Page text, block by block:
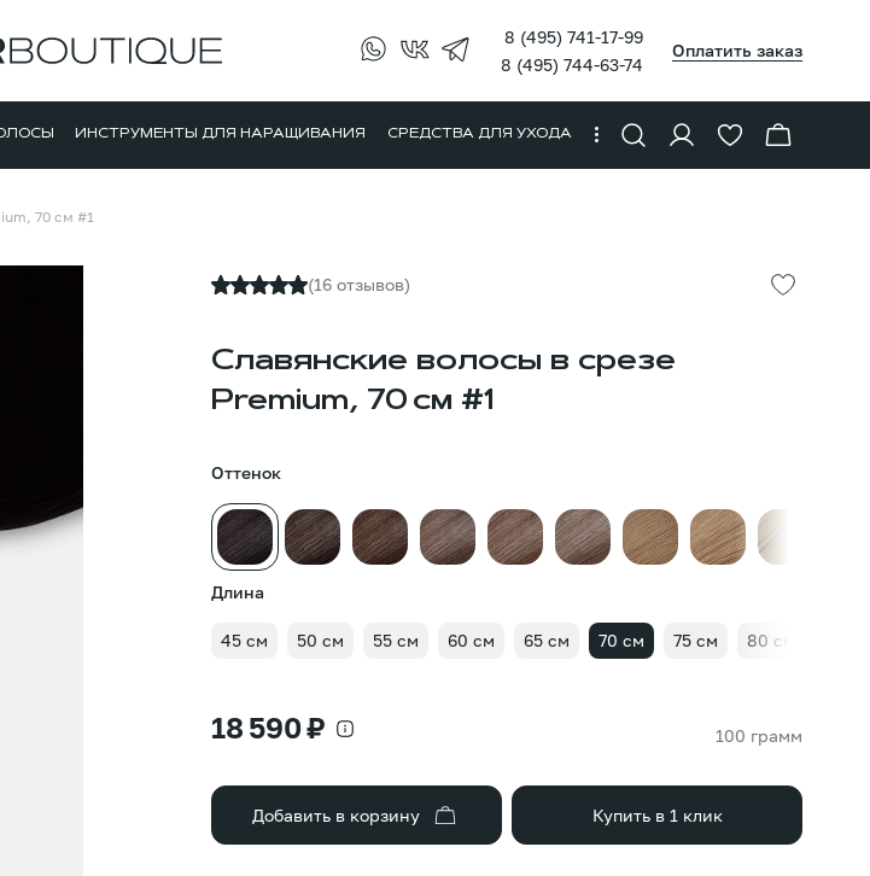
8 (495) 741-17-99
8 (495) 744-63-74
Оплатить заказ
ИНСТРУМЕНТЫ ДЛЯ НАРАЩИВАНИЯ СРЕДСТВА ДЛЯ УХОДА
70 см #1
(16 отзывов)
Славянские волосы в срезе
Premium, 70 см #1
Оттенок
Длина
45 см 50 см 55 см 60 см 65 см 70 см 75 см 80 см
18 590 ₽ 100 грамм
Добавить в корзину Купить в 1 клик